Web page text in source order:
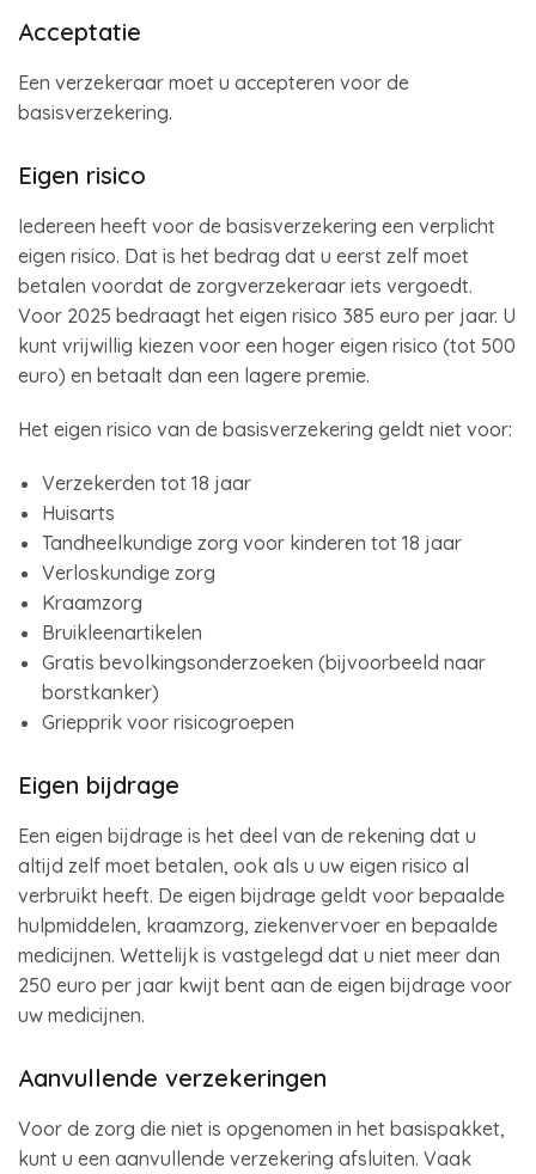
Acceptatie
Een verzekeraar moet u accepteren voor de
basisverzekering.
Eigen risico
Iedereen heeft voor de basisverzekering een verplicht
eigen risico. Dat is het bedrag dat u eerst zelf moet
betalen voordat de zorgverzekeraar iets vergoedt.
Voor 2025 bedraagt het eigen risico 385 euro per jaar. U
kunt vrijwillig kiezen voor een hoger eigen risico (tot 500
euro) en betaalt dan een lagere premie.
Het eigen risico van de basisverzekering geldt niet voor:
Verzekerden tot 18 jaar
Huisarts
Tandheelkundige zorg voor kinderen tot 18 jaar
Verloskundige zorg
Kraamzorg
Bruikleenartikelen
Gratis bevolkingsonderzoeken (bijvoorbeeld naar
borstkanker)
Griepprik voor risicogroepen
Eigen bijdrage
Een eigen bijdrage is het deel van de rekening dat u
altijd zelf moet betalen, ook als u uw eigen risico al
verbruikt heeft. De eigen bijdrage geldt voor bepaalde
hulpmiddelen, kraamzorg, ziekenvervoer en bepaalde
medicijnen. Wettelijk is vastgelegd dat u niet meer dan
250 euro per jaar kwijt bent aan de eigen bijdrage voor
uw medicijnen.
Aanvullende verzekeringen
Voor de zorg die niet is opgenomen in het basispakket,
kunt u een aanvullende verzekering afsluiten. Vaak